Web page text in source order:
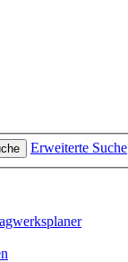
Erweiterte Suche